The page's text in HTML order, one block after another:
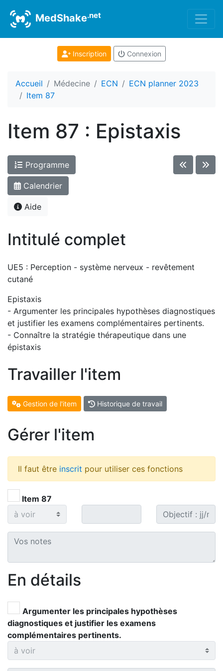
MedShake.net
Inscription Connexion
Accueil Médecine ECN
ECN planner 2023
Item 87
Item 87 : Epistaxis
Programme
Calendrier
Aide
Intitulé complet
UE5 : Perception - système nerveux - revêtement
cutané
Epistaxis
- Argumenter les principales hypothèses diagnostiques
et justifier les examens complémentaires pertinents.
- Connaître la stratégie thérapeutique dans une
épistaxis
Travailler l'item
Gestion de l'item Historique de travail
Gérer l'item
Il faut être inscrit pour utiliser ces fonctions
Item 87
En détails
Argumenter les principales hypothèses
diagnostiques et justifier les examens
complémentaires pertinents.